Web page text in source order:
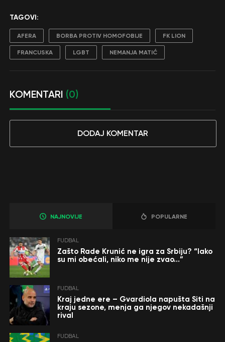
TAGOVI:
AFERA BORBA PROTIV HOMOFOBIJE FK LION
FRANCUSKA LGBT NEMANJA MATIĆ
KOMENTARI (0)
DODAJ KOMENTAR
NAJNOVIJE POPULARNE
FUDBAL
Zašto Rade Krunić ne igra za Srbiju? “Iako
su mi obećali, niko me nije zvao…”
FUDBAL
Kraj jedne ere – Gvardiola napušta Siti na
kraju sezone, menja ga njegov nekadašnji
rival
FUDBAL